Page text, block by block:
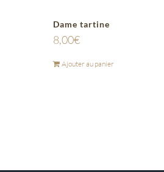
Dame tartine
8,00€
Ajouter au panier